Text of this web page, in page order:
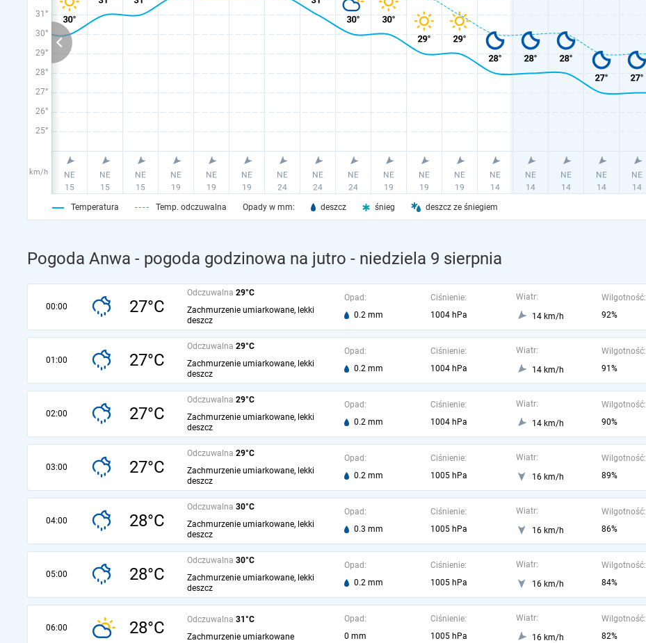
31°
30°
29°
28°
27°
26°
25°
km/h
Temperatura Temp. odczuwalna Opady w mm: deszcz śnieg deszcz ze śniegiem
Pogoda Anwa - pogoda godzinowa na jutro - niedziela 9 sierpnia
00:00 27°C
Odczuwalna 29°C
Zachmurzenie umiarkowane, lekki
deszcz
Opad:
0.2 mm
Ciśnienie:
1004 hPa
Wiatr:
14 km/h
Wilgotność:
92%
01:00 27°C
Odczuwalna 29°C
Zachmurzenie umiarkowane, lekki
deszcz
Opad:
0.2 mm
Ciśnienie:
1004 hPa
Wiatr:
14 km/h
Wilgotność:
91%
02:00 27°C
Odczuwalna 29°C
Zachmurzenie umiarkowane, lekki
deszcz
Opad:
0.2 mm
Ciśnienie:
1004 hPa
Wiatr:
14 km/h
Wilgotność:
90%
03:00 27°C
Odczuwalna 29°C
Zachmurzenie umiarkowane, lekki
deszcz
Opad:
0.2 mm
Ciśnienie:
1005 hPa
Wiatr:
16 km/h
Wilgotność:
89%
04:00 28°C
Odczuwalna 30°C
Zachmurzenie umiarkowane, lekki
deszcz
Opad:
0.3 mm
Ciśnienie:
1005 hPa
Wiatr:
16 km/h
Wilgotność:
86%
05:00 28°C
Odczuwalna 30°C
Zachmurzenie umiarkowane, lekki
deszcz
Opad:
0.2 mm
Ciśnienie:
1005 hPa
Wiatr:
16 km/h
Wilgotność:
84%
06:00 28°C Odczuwalna 31°C
Zachmurzenie umiarkowane
Opad:
0 mm
Ciśnienie:
1005 hPa
Wiatr:
16 km/h
Wilgotność:
82%